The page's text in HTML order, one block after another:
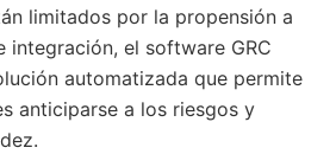
limitados por la propensión a
integración, el software GRC
automatizada que permite
anticiparse a los riesgos y